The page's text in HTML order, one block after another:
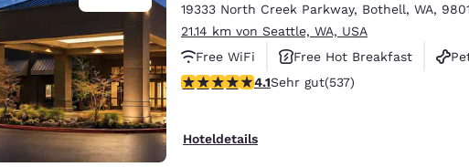
Australia India
English
19333 North Creek Parkway, Bothell, WA,
21.14 km von Seattle, WA, USA
Free WiFi
Free Hot Breakfast
4.09-Sterne-Bewertung. Sehr gut. 537
4.1Sehr gut(537)
Hoteldetails